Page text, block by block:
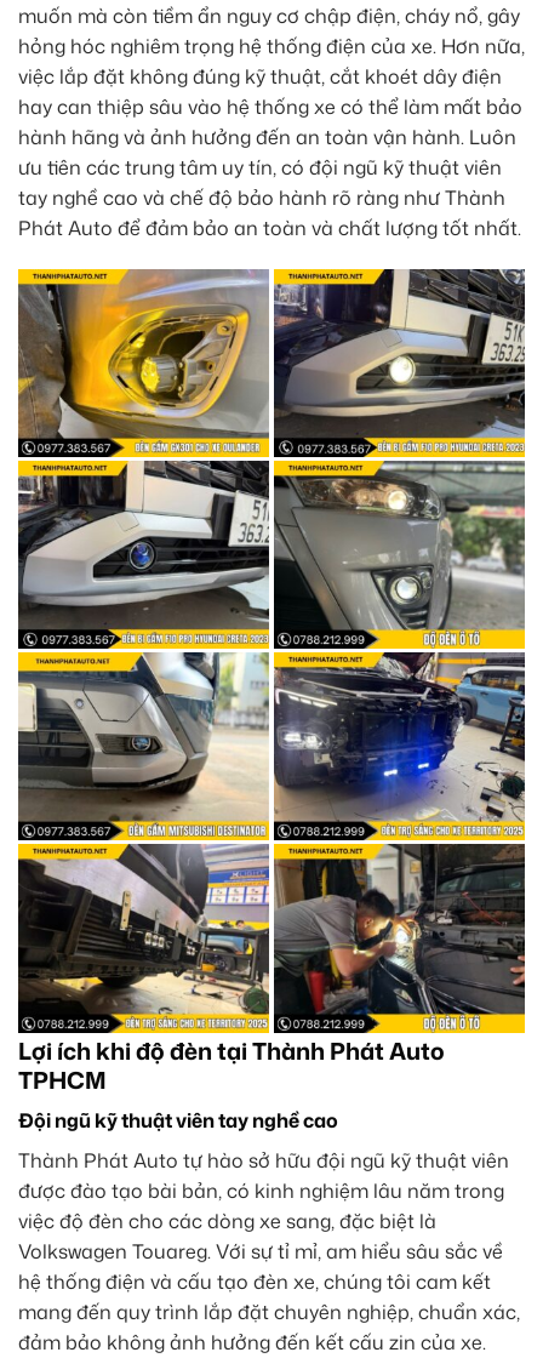
muốn mà còn tiềm ẩn nguy cơ chập điện, cháy nổ, gây
hỏng hóc nghiêm trọng hệ thống điện của xe. Hơn nữa,
việc lắp đặt không đúng kỹ thuật, cắt khoét dây điện
hay can thiệp sâu vào hệ thống xe có thể làm mất bảo
hành hãng và ảnh hưởng đến an toàn vận hành. Luôn
ưu tiên các trung tâm uy tín, có đội ngũ kỹ thuật viên
tay nghề cao và chế độ bảo hành rõ ràng như Thành
Phát Auto để đảm bảo an toàn và chất lượng tốt nhất.
Lợi ích khi độ đèn tại Thành Phát Auto
TPHCM
Đội ngũ kỹ thuật viên tay nghề cao
Thành Phát Auto tự hào sở hữu đội ngũ kỹ thuật viên
được đào tạo bài bản, có kinh nghiệm lâu năm trong
việc độ đèn cho các dòng xe sang, đặc biệt là
Volkswagen Touareg. Với sự tỉ mỉ, am hiểu sâu sắc về
hệ thống điện và cấu tạo đèn xe, chúng tôi cam kết
mang đến quy trình lắp đặt chuyên nghiệp, chuẩn xác,
đảm bảo không ảnh hưởng đến kết cấu zin của xe.